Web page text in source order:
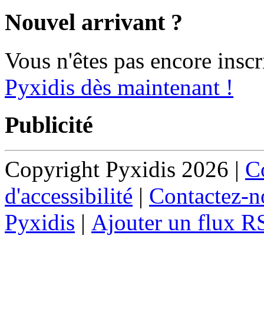
Nouvel arrivant ?
Vous n'êtes pas encore
Pyxidis dès maintenant !
Publicité
Copyright Pyxidis 2026 |
d'accessibilité | Contactez-
Pyxidis | Ajouter un flux